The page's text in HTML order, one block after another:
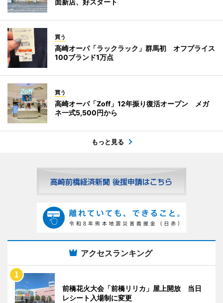
面新店、好スタート
買う
高崎オーパ「ラックラック」群馬初 オフプライス
100ブランド1万点
買う
高崎オーパ「Zoff」12年振り復活オープン メガ
ネ一式5,500円から
もっと見る
アクセスランキング
前橋花火大会「前橋リリカ」屋上開放 当日
レシート入場制に変更